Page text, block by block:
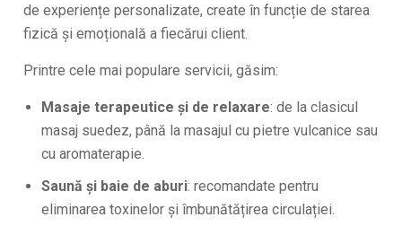
de experiențe personalizate, create în funcție de starea
fizică și emoțională a fiecărui client.
Printre cele mai populare servicii, găsim:
Masaje terapeutice și de relaxare: de la clasicul
masaj suedez, până la masajul cu pietre vulcanice sau
cu aromaterapie.
Saună și baie de aburi: recomandate pentru
eliminarea toxinelor și îmbunătățirea circulației.